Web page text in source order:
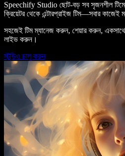
Speechify Studio ছোট-বড় সব সৃজনশীল
ক্রিয়েটর থেকে এন্টারপ্রাইজ টিম—সবার কাজেই
সহজেই টিম ম্যানেজ করুন, শেয়ার করুন,
লাইভ করুন।
স্টুডিও চালু করুন